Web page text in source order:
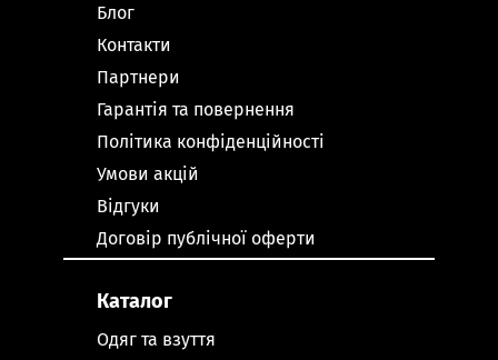
Блог
Контакти
Партнери
Гарантія та повернення
Політика конфіденційності
Умови акцій
Відгуки
Договір публічної оферти
Каталог
Одяг та взуття